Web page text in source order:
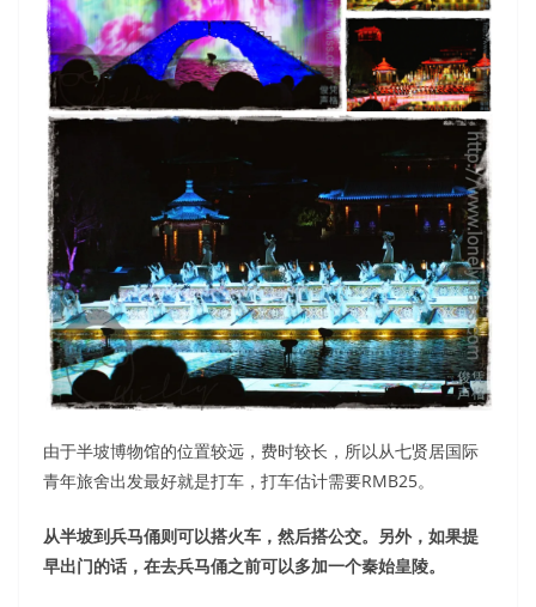
由于半坡博物馆的位置较远，费时较长，所以从七贤居国际
青年旅舍出发最好就是打车，打车估计需要RMB25。
从半坡到兵马俑则可以搭火车，然后搭公交。另外，如果提
早出门的话，在去兵马俑之前可以多加一个秦始皇陵。